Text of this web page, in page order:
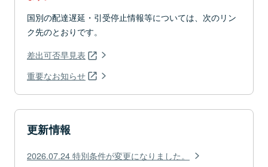
国別の配達遅延・引受停止情報等については、次のリン
ク先のとおりです。
差出可否早見表
重要なお知らせ
更新情報
2026.07.24 特別条件が変更になりました。